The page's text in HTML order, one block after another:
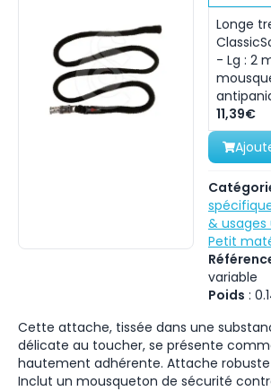
Longe
- Lg : 2
11,39€
& usages
Petit
variable
Poids :
Cette attache, tissée dans une
délicate au toucher, se présente
hautement adhérente. Attache
Inclut un mousqueton de sécurité